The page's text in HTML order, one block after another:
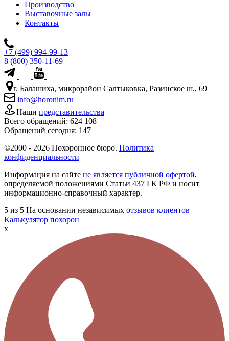
Производство
Выставочные залы
Контакты
+7 (499) 994-99-13
8 (800) 350-11-69
г. Балашиха, микрорайон Салтыковка, Разинское ш., 69
info@horonim.ru
Наши представительства
Всего обращений: 624 108
Обращений сегодня: 147
©2000 - 2026 Похоронное бюро. Политика
конфиденциальности
Информация на сайте не является публичной офертой,
определяемой положениями Статьи 437 ГК РФ и носит
информационно-справочный характер.
5 из 5 На основании независимых отзывов клиентов
Калькулятор похорон
x